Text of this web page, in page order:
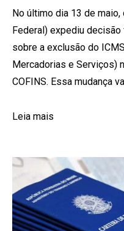
No último dia 13 de maio,
Federal) expediu
sobre a exclusão do
Mercadorias e Serviços)
COFINS. Essa mudança
Leia mais